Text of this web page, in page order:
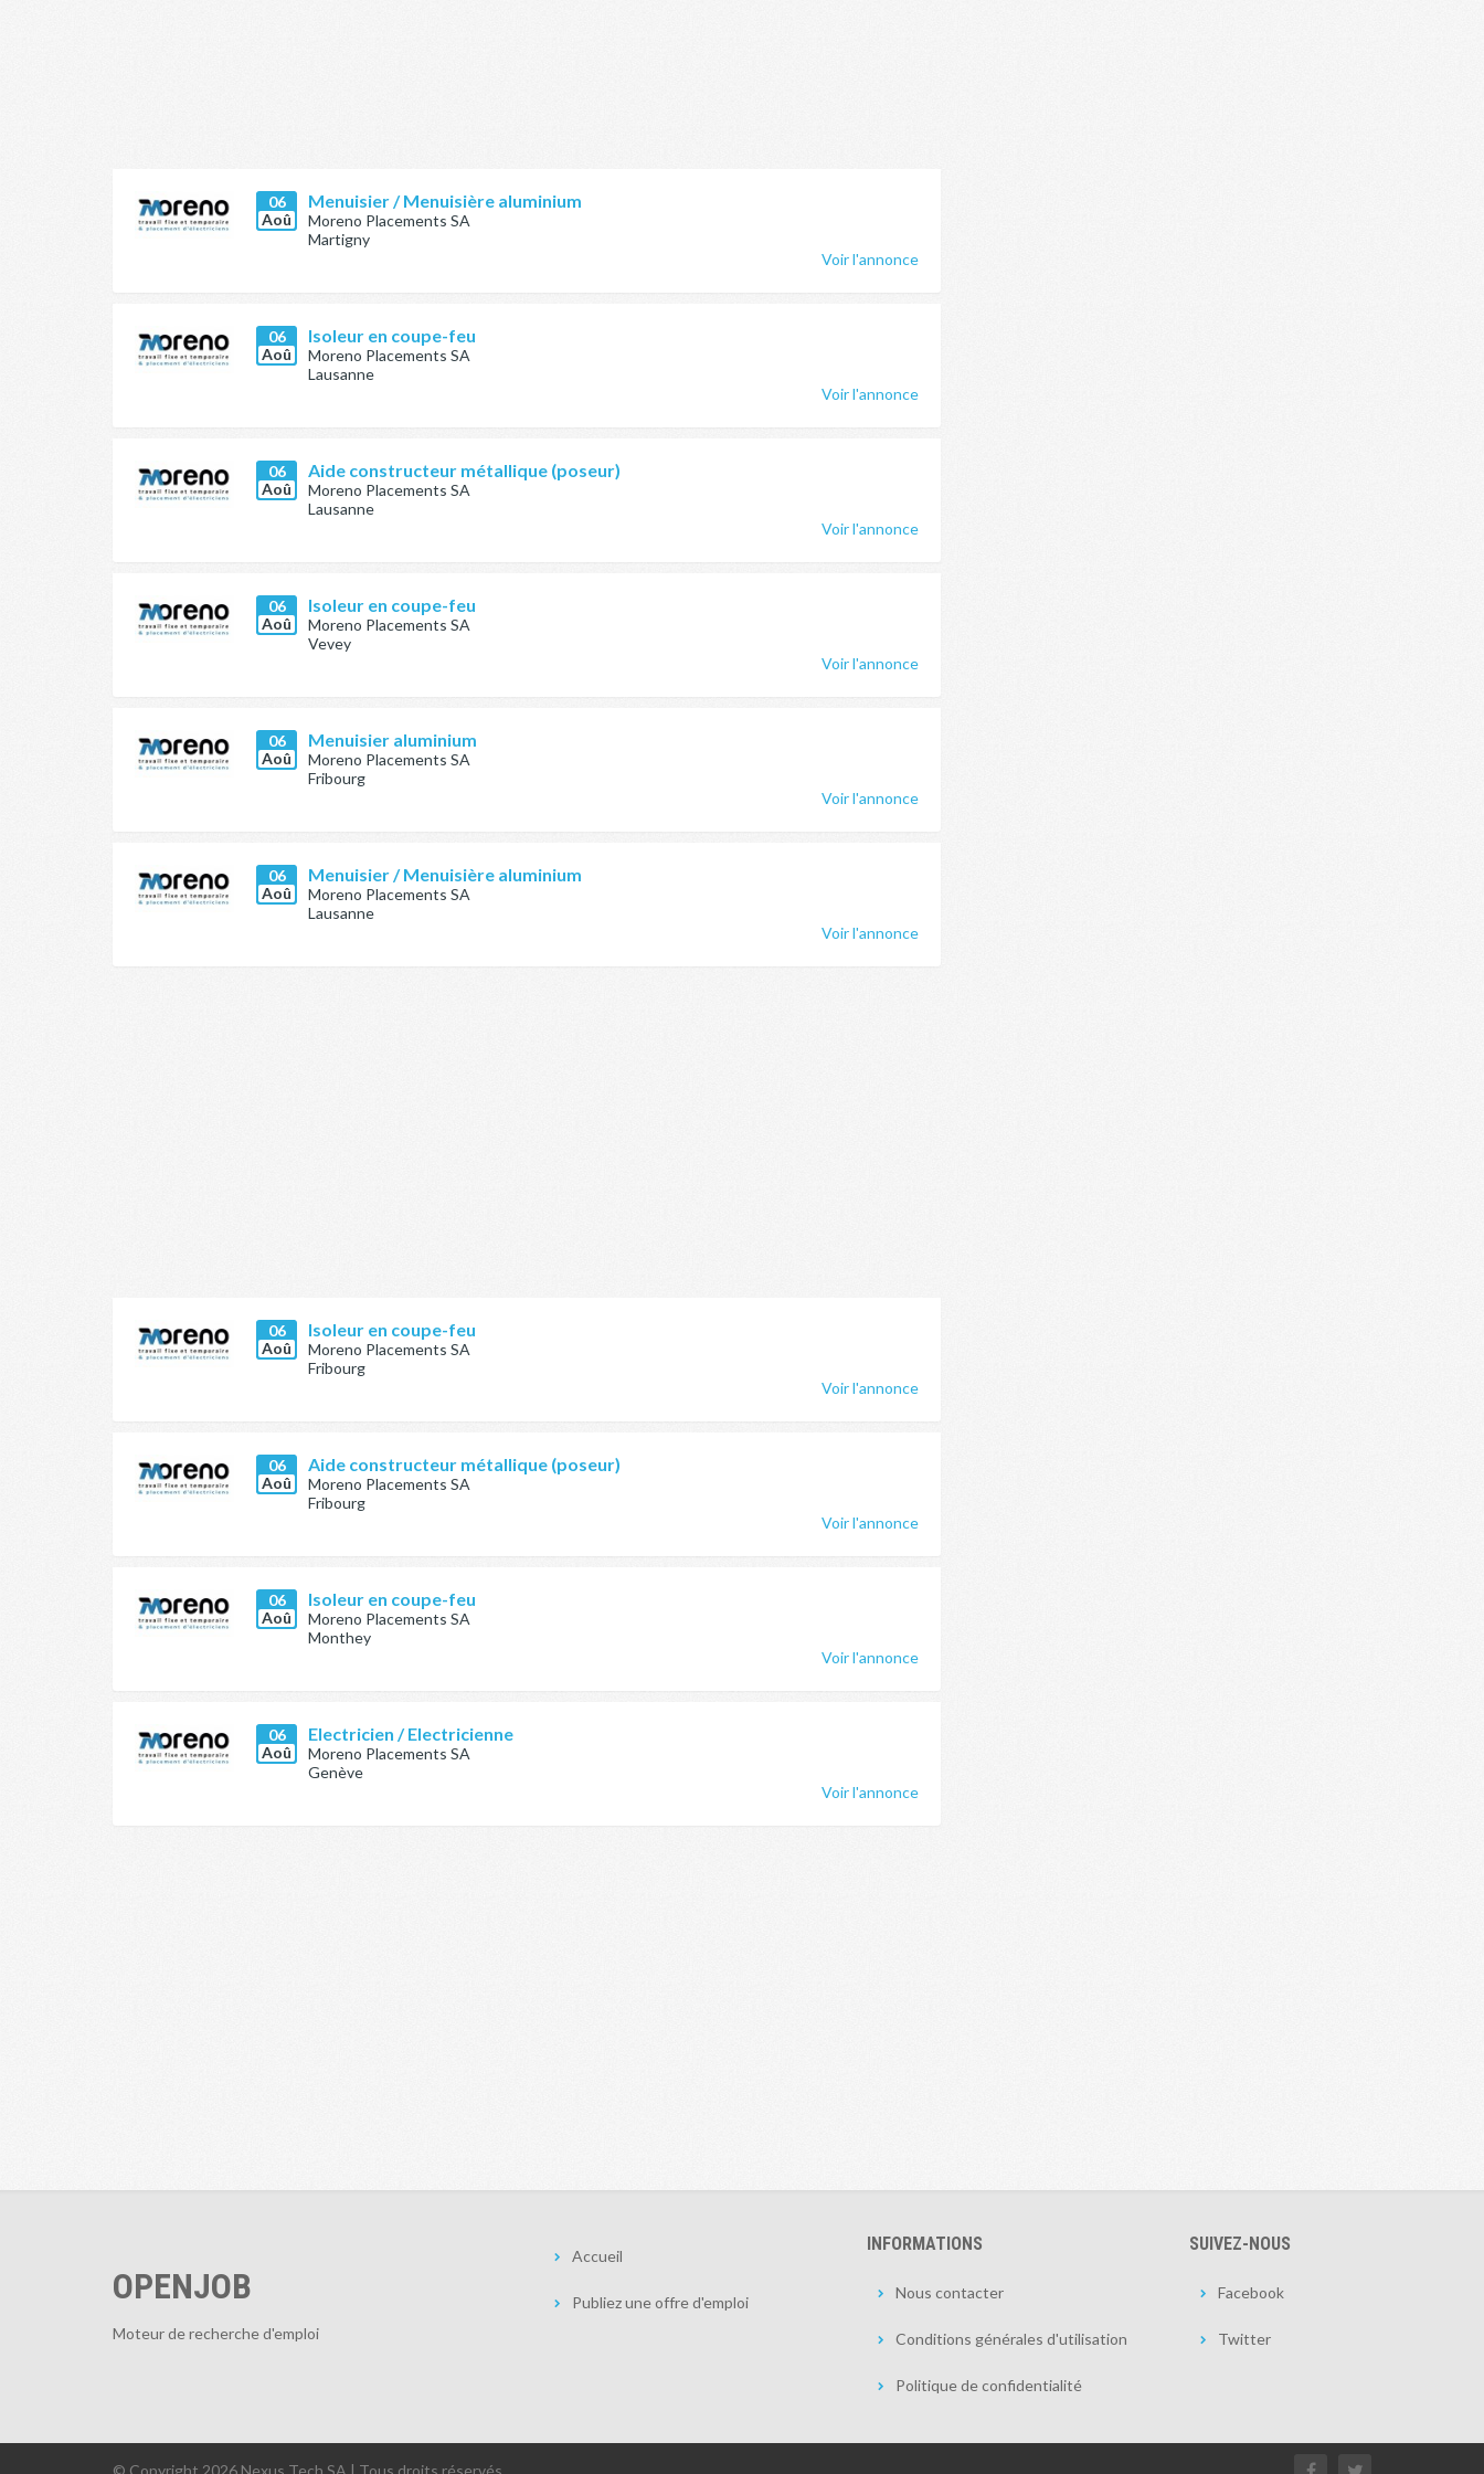
06
Aoû
Menuisier / Menuisière aluminium
Moreno Placements SA
Martigny
Voir l'annonce
06
Aoû
Isoleur en coupe-feu
Moreno Placements SA
Lausanne
Voir l'annonce
06
Aoû
Aide constructeur métallique (poseur)
Moreno Placements SA
Lausanne
Voir l'annonce
06
Aoû
Isoleur en coupe-feu
Moreno Placements SA
Vevey
Voir l'annonce
06
Aoû
Menuisier aluminium
Moreno Placements SA
Fribourg
Voir l'annonce
06
Aoû
Menuisier / Menuisière aluminium
Moreno Placements SA
Lausanne
Voir l'annonce
06
Aoû
Isoleur en coupe-feu
Moreno Placements SA
Fribourg
Voir l'annonce
06
Aoû
Aide constructeur métallique (poseur)
Moreno Placements SA
Fribourg
Voir l'annonce
06
Aoû
Isoleur en coupe-feu
Moreno Placements SA
Monthey
Voir l'annonce
06
Aoû
Electricien / Electricienne
Moreno Placements SA
Genève
Voir l'annonce
OPENJOB
Moteur de recherche d'emploi
Accueil
Publiez une offre d'emploi
INFORMATIONS
Nous contacter
Conditions générales d'utilisation
Politique de confidentialité
SUIVEZ-NOUS
Facebook
Twitter
© Copyright 2026 Nexus Tech SA | Tous droits réservés